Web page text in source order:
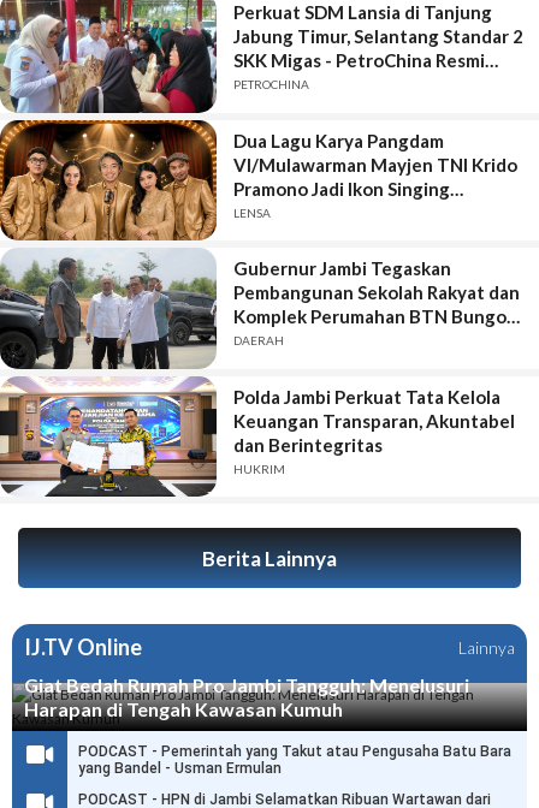
Perkuat SDM Lansia di Tanjung
Jabung Timur, Selantang Standar 2
SKK Migas - PetroChina Resmi
Bergulir di Geragai
PETROCHINA
Dua Lagu Karya Pangdam
VI/Mulawarman Mayjen TNI Krido
Pramono Jadi Ikon Singing
Competition HUT Ke-81 RI
LENSA
Gubernur Jambi Tegaskan
Pembangunan Sekolah Rakyat dan
Komplek Perumahan BTN Bungo
Green City Harus Sejalan
DAERAH
Polda Jambi Perkuat Tata Kelola
Keuangan Transparan, Akuntabel
dan Berintegritas
HUKRIM
Berita Lainnya
IJ.TV Online Lainnya
Giat Bedah Rumah Pro Jambi Tangguh: Menelusuri
Harapan di Tengah Kawasan Kumuh
PODCAST - Pemerintah yang Takut atau Pengusaha Batu Bara
yang Bandel - Usman Ermulan
PODCAST - HPN di Jambi Selamatkan Ribuan Wartawan dari